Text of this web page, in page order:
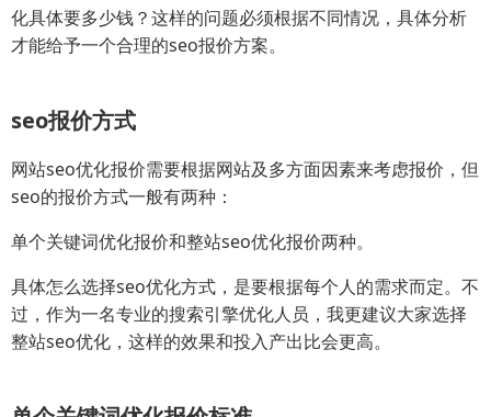
化具体要多少钱？这样的问题必须根据不同情况，具体分析
才能给予一个合理的seo报价方案。
seo报价方式
网站seo优化报价需要根据网站及多方面因素来考虑报价，但
seo的报价方式一般有两种：
单个关键词优化报价和整站seo优化报价两种。
具体怎么选择seo优化方式，是要根据每个人的需求而定。不
过，作为一名专业的搜索引擎优化人员，我更建议大家选择
整站seo优化，这样的效果和投入产出比会更高。